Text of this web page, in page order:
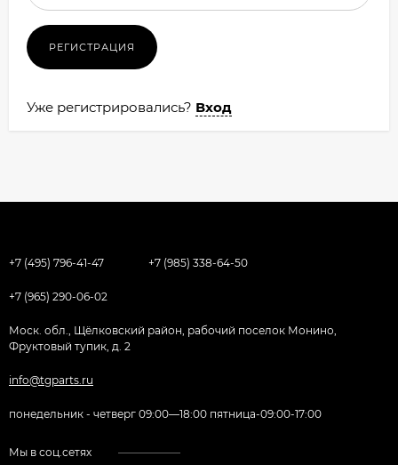
Уже регистрировались? Вход
+7 (495) 796-41-47 +7 (985) 338-64-50
+7 (965) 290-06-02
Моск. обл., Щёлковский район, рабочий поселок Монино,
Фруктовый тупик, д. 2
info@tgparts.ru
понедельник - четверг 09:00—18:00 пятница-09:00-17:00
Мы в соц.сетях